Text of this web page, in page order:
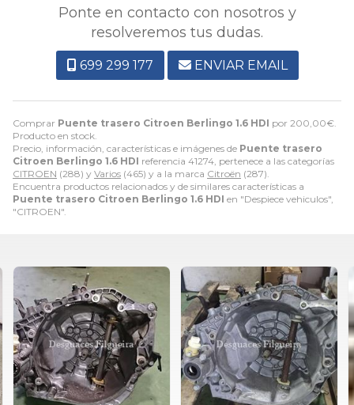
Comprar Puente trasero Citroen Berlingo 1.6 HDI por 200,00€
Producto en stock.
Precio, información, características e imágenes de Puente trasero
Citroen Berlingo 1.6 HDI referencia 41274, pertenece a las categorías
CITROEN (288) y Varios (465) y a la marca Citroën (287).
Encuentra productos relacionados y de similares características a
Puente trasero Citroen Berlingo 1.6 HDI en "Despiece vehiculos",
"CITROEN".
Ponte en contacto con nosotros y
resolveremos tus dudas.
699 299 177 ENVIAR EMAIL